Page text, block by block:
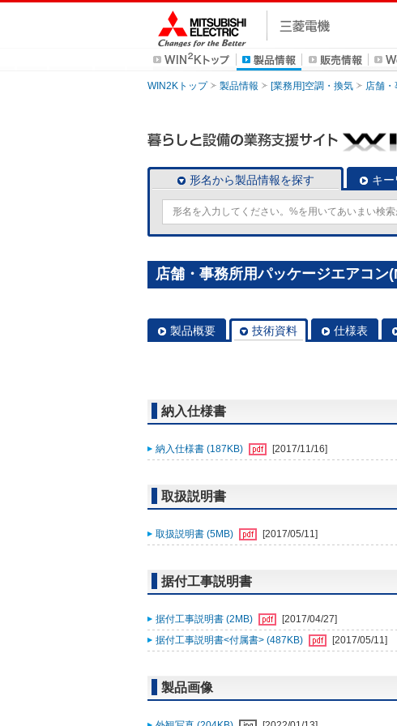
WIN2Kトップ 製品情報 [業務用]空調・換気 店舗
形名から製品情報を探す キ
店舗・事務所用パッケージエアコ
製品概要 技術資料 仕様表
納入仕様書
納入仕様書 (187KB) [2017/11/16]
取扱説明書
取扱説明書 (5MB) [2017/05/11]
据付工事説明書
据付工事説明書 (2MB)
[2017/04/27]
据付工事説明書<付属書> (487KB)
[2017/05/11]
製品画像